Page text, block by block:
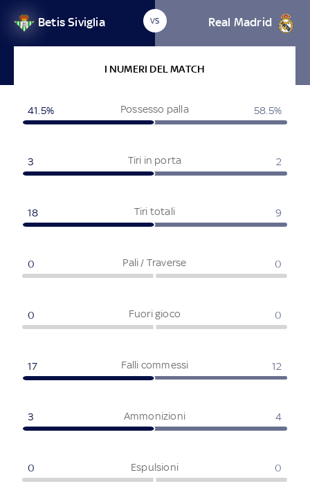
Betis Siviglia VS Real Madrid
I NUMERI DEL MATCH
Possesso palla
41.5% 58.5%
Tiri in porta
3 2
Tiri totali
18 9
Pali / Traverse
0 0
Fuori gioco
0 0
Falli commessi
17 12
Ammonizioni
3 4
Espulsioni
0 0